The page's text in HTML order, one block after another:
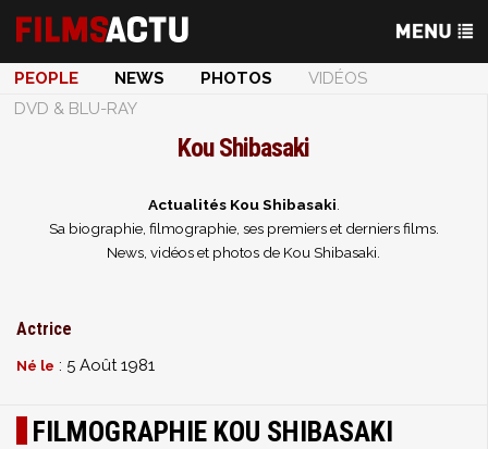
PEOPLE NEWS PHOTOS
VIDÉOS
DVD & BLU-RAY
Kou Shibasaki
Actualités Kou Shibasaki
Sa biographie, filmographie, ses premiers et derniers films.
News, vidéos et photos de Kou Shibasaki.
Actrice
Né le : 5 Août 1981
FILMOGRAPHIE KOU SHIBASAKI